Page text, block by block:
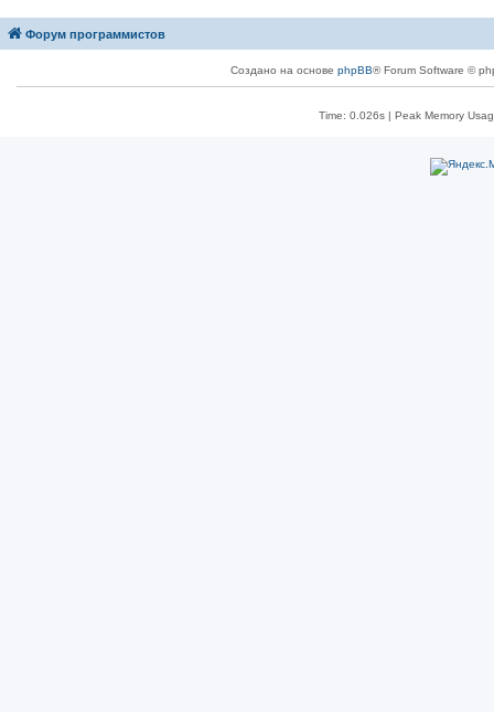
Форум программистов
Создано на основе phpBB® Forum Software ©
Time: 0.026s| Peak Memory